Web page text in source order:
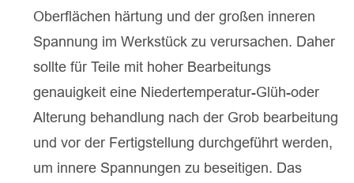
Oberflächen härtung und der großen inneren
Spannung im Werkstück zu verursachen. Daher
sollte für Teile mit hoher Bearbeitungs
genauigkeit eine Niedertemperatur-Glüh-oder
Alterung behandlung nach der Grob bearbeitung
und vor der Fertigstellung durchgeführt werden,
um innere Spannungen zu beseitigen. Das